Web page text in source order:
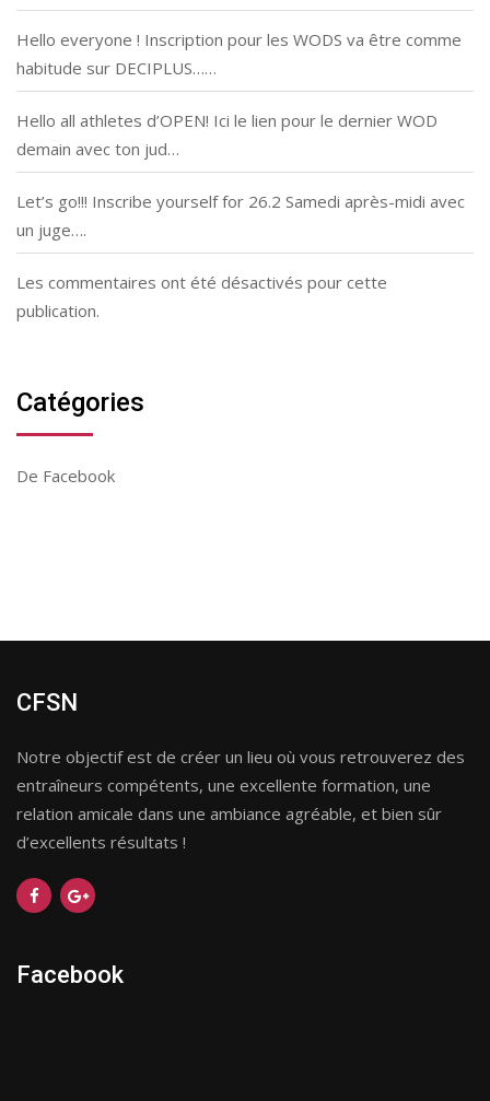
Hello everyone ! Inscription pour les WODS va être comme
habitude sur DECIPLUS……
Hello all athletes d’OPEN! Ici le lien pour le dernier WOD
demain avec ton jud…
Let’s go!!! Inscribe yourself for 26.2 Samedi après-midi avec
un juge….
Les commentaires ont été désactivés pour cette
publication.
Catégories
De Facebook
CFSN
Notre objectif est de créer un lieu où vous retrouverez des
entraîneurs compétents, une excellente formation, une
relation amicale dans une ambiance agréable, et bien sûr
d’excellents résultats !
Facebook